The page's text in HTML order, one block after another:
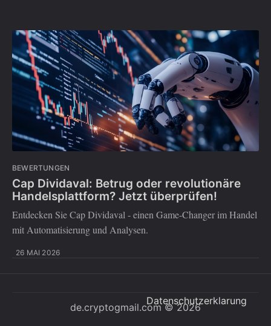
BEWERTUNGEN
Cap Dividaval: Betrug oder revolutionäre
Handelsplattform? Jetzt überprüfen!
Entdecken Sie Cap Dividaval - einen Game-Changer im Handel
mit Automatisierung und Analysen.
26 MAI 2026
Datenschutzerklarung
de.cryptogmail.com© 2026